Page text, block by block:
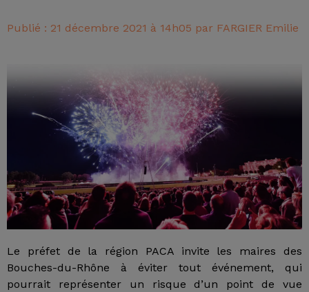
Publié : 21 décembre 2021 à 14h05 par FARGIER Emilie
Le préfet de la région PACA invite les maires des
Bouches-du-Rhône à éviter tout événement, qui
pourrait représenter un risque d’un point de vue